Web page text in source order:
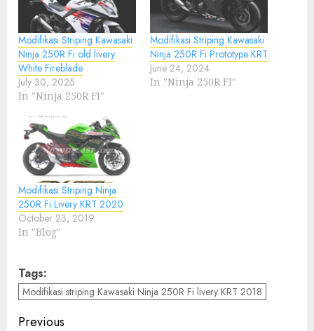
Modifikasi Striping Kawasaki
Ninja 250R Fi old livery
White Fireblade
July 30, 2025
In "Ninja 250R FI"
Modifikasi Striping Kawasaki
Ninja 250R Fi Prototype KRT
June 24, 2024
In "Ninja 250R FI"
Modifikasi Striping Ninja
250R Fi Livery KRT 2020
October 23, 2019
In "Blog"
Tags:
Modifikasi striping Kawasaki Ninja 250R Fi livery KRT 2018
Post
Previous